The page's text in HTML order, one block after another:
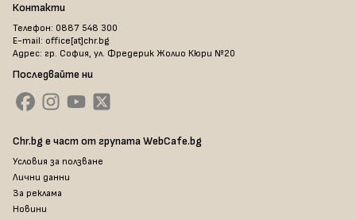
Контакти
Телефон: 0887 548 300
E-mail: office[at]chr.bg
Адрес: гр. София, ул. Фредерик Жолио Кюри №20
Последвайте ни
Chr.bg е част от групата WebCafe.bg
Условия за ползване
Лични данни
За реклама
Новини